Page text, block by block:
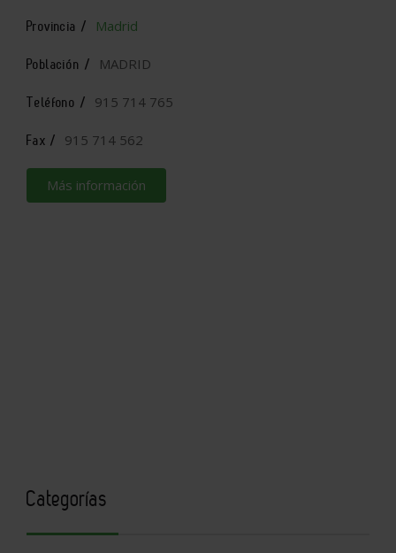
Provincia / Madrid
Población / MADRID
Teléfono / 915 714 765
Fax / 915 714 562
Más información
Categorías